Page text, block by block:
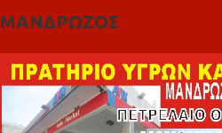
ΜΑΝΔΡΩΖΟΣ